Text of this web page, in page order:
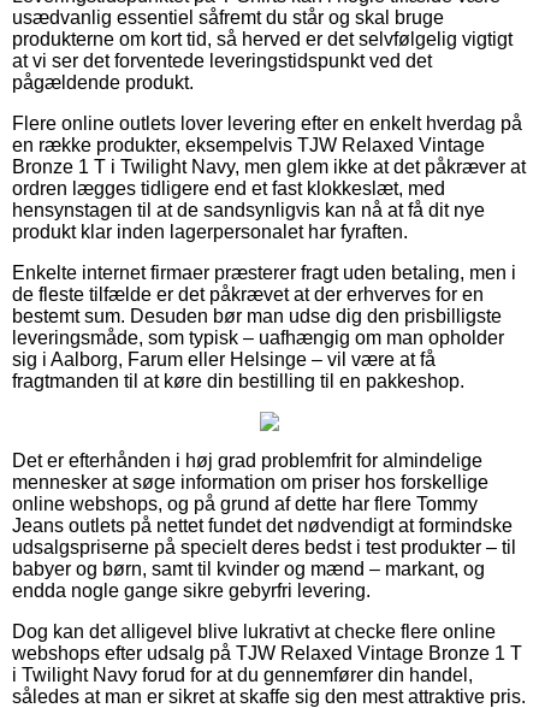
usædvanlig essentiel såfremt du står og skal bruge
produkterne om kort tid, så herved er det selvfølgelig vigtigt
at vi ser det forventede leveringstidspunkt ved det
pågældende produkt.
Flere online outlets lover levering efter en enkelt hverdag på
en række produkter, eksempelvis TJW Relaxed Vintage
Bronze 1 T i Twilight Navy, men glem ikke at det påkræver at
ordren lægges tidligere end et fast klokkeslæt, med
hensynstagen til at de sandsynligvis kan nå at få dit nye
produkt klar inden lagerpersonalet har fyraften.
Enkelte internet firmaer præsterer fragt uden betaling, men i
de fleste tilfælde er det påkrævet at der erhverves for en
bestemt sum. Desuden bør man udse dig den prisbilligste
leveringsmåde, som typisk – uafhængig om man opholder
sig i Aalborg, Farum eller Helsinge – vil være at få
fragtmanden til at køre din bestilling til en pakkeshop.
Det er efterhånden i høj grad problemfrit for almindelige
mennesker at søge information om priser hos forskellige
online webshops, og på grund af dette har flere Tommy
Jeans outlets på nettet fundet det nødvendigt at formindske
udsalgspriserne på specielt deres bedst i test produkter – til
babyer og børn, samt til kvinder og mænd – markant, og
endda nogle gange sikre gebyrfri levering.
Dog kan det alligevel blive lukrativt at checke flere online
webshops efter udsalg på TJW Relaxed Vintage Bronze 1 T
i Twilight Navy forud for at du gennemfører din handel,
således at man er sikret at skaffe sig den mest attraktive pris.